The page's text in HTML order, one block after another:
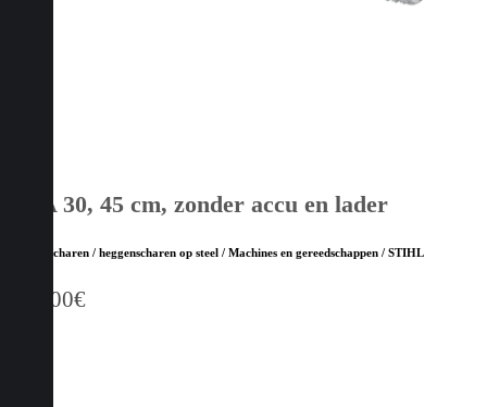
HSA 30, 45 cm, zonder accu en lader
Heggenscharen / heggenscharen op steel / Machines en gereedschappen / STIHL
119,00€